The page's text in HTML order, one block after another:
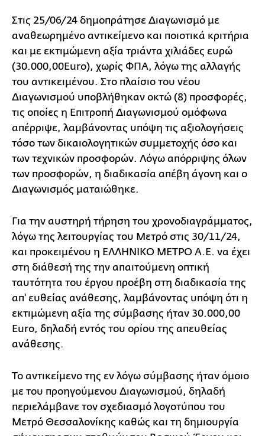
Στις 25/06/24 δημοπράτησε Διαγωνισμό με
αναθεωρημένο αντικείμενο και ποιοτικά κριτήρια
και με εκτιμώμενη αξία τριάντα χιλιάδες ευρώ
(30.000,00Euro), χωρίς ΦΠΑ, λόγω της αλλαγής
του αντικειμένου. Στο πλαίσιο του νέου
Διαγωνισμού υποβλήθηκαν οκτώ (8) προσφορές,
τις οποίες η Επιτροπή Διαγωνισμού ομόφωνα
απέρριψε, λαμβάνοντας υπόψη τις αξιολογήσεις
τόσο των δικαιολογητικών συμμετοχής όσο και
των τεχνικών προσφορών. Λόγω απόρριψης όλων
των προσφορών, η διαδικασία απέβη άγονη και ο
Διαγωνισμός ματαιώθηκε.
Για την αυστηρή τήρηση του χρονοδιαγράμματος,
λόγω της λειτουργίας του Μετρό στις 30/11/24,
και προκειμένου η ΕΛΛΗΝΙΚΟ ΜΕΤΡΟ Α.Ε. να έχει
στη διάθεσή της την απαιτούμενη οπτική
ταυτότητα του έργου προέβη στη διαδικασία της
απ' ευθείας ανάθεσης, λαμβάνοντας υπόψη ότι η
εκτιμώμενη αξία της σύμβασης ήταν 30.000,00
Euro, δηλαδή εντός του ορίου της απευθείας
ανάθεσης.
Το αντικείμενο της εν λόγω σύμβασης ήταν όμοιο
με του προηγούμενου Διαγωνισμού, δηλαδή
περιελάμβανε τον σχεδιασμό λογοτύπου του
Μετρό Θεσσαλονίκης καθώς και τη δημιουργία